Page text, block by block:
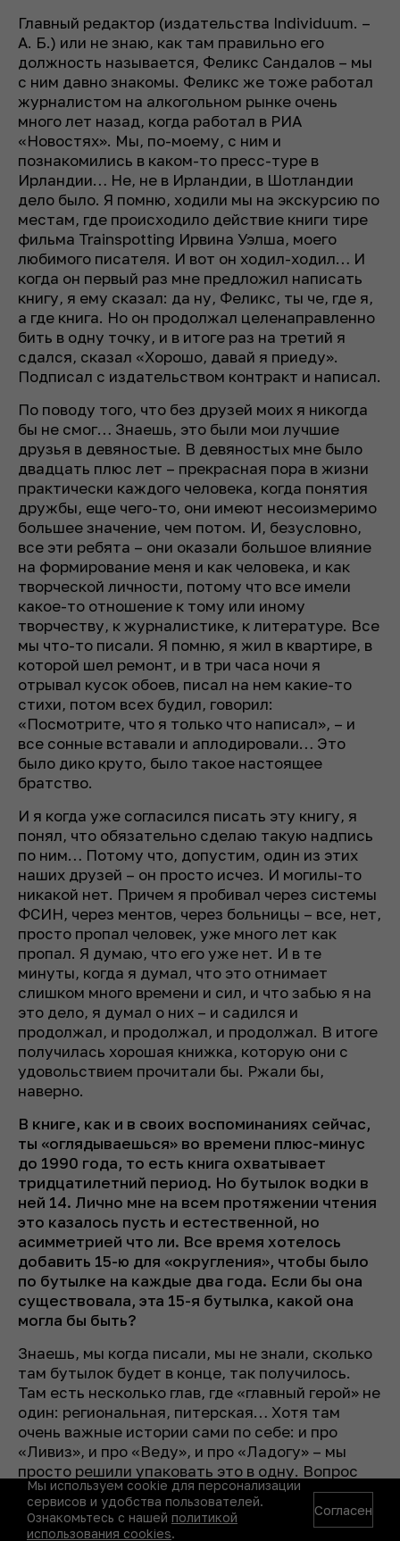
Главный редактор (издательства Individuum. –
А. Б.) или не знаю, как там правильно его
должность называется, Феликс Сандалов – мы
с ним давно знакомы. Феликс же тоже работал
журналистом на алкогольном рынке очень
много лет назад, когда работал в РИА
«Новостях». Мы, по-моему, с ним и
познакомились в каком-то пресс-туре в
Ирландии… Не, не в Ирландии, в Шотландии
дело было. Я помню, ходили мы на экскурсию по
местам, где происходило действие книги тире
фильма Trainspotting Ирвина Уэлша, моего
любимого писателя. И вот он ходил-ходил… И
когда он первый раз мне предложил написать
книгу, я ему сказал: да ну, Феликс, ты че, где я,
а где книга. Но он продолжал целенаправленно
бить в одну точку, и в итоге раз на третий я
сдался, сказал «Хорошо, давай я приеду».
Подписал с издательством контракт и написал.
По поводу того, что без друзей моих я никогда
бы не смог… Знаешь, это были мои лучшие
друзья в девяностые. В девяностых мне было
двадцать плюс лет – прекрасная пора в жизни
практически каждого человека, когда понятия
дружбы, еще чего-то, они имеют несоизмеримо
большее значение, чем потом. И, безусловно,
все эти ребята – они оказали большое влияние
на формирование меня и как человека, и как
творческой личности, потому что все имели
какое-то отношение к тому или иному
творчеству, к журналистике, к литературе. Все
мы что-то писали. Я помню, я жил в квартире, в
которой шел ремонт, и в три часа ночи я
отрывал кусок обоев, писал на нем какие-то
стихи, потом всех будил, говорил:
«Посмотрите, что я только что написал», – и
все сонные вставали и аплодировали… Это
было дико круто, было такое настоящее
братство.
И я когда уже согласился писать эту книгу, я
понял, что обязательно сделаю такую надпись
по ним… Потому что, допустим, один из этих
наших друзей – он просто исчез. И могилы-то
никакой нет. Причем я пробивал через системы
ФСИН, через ментов, через больницы – все, нет,
просто пропал человек, уже много лет как
пропал. Я думаю, что его уже нет. И в те
минуты, когда я думал, что это отнимает
слишком много времени и сил, и что забью я на
это дело, я думал о них – и садился и
продолжал, и продолжал, и продолжал. В итоге
получилась хорошая книжка, которую они с
удовольствием прочитали бы. Ржали бы,
наверно.
В книге, как и в своих воспоминаниях сейчас,
ты «оглядываешься» во времени плюс-минус
до 1990 года, то есть книга охватывает
тридцатилетний период. Но бутылок водки в
ней 14. Лично мне на всем протяжении чтения
это казалось пусть и естественной, но
асимметрией что ли. Все время хотелось
добавить 15-ю для «округления», чтобы было
по бутылке на каждые два года. Если бы она
существовала, эта 15-я бутылка, какой она
могла бы быть?
Знаешь, мы когда писали, мы не знали, сколько
там бутылок будет в конце, так получилось.
Там есть несколько глав, где «главный герой» не
один: региональная, питерская… Хотя там
очень важные истории сами по себе: и про
«Ливиз», и про «Веду», и про «Ладогу» – мы
просто решили упаковать это в одну. Вопрос
упаковки, не более того. Мы рассуждали: «А
как? Может, посчитать?» А потом я сказал, что
в Осетии вообще было какое-то безумное
Мы используем cookie для персонализации
сервисов и удобства пользователей.
Ознакомьтесь с нашей политикой
использования cookies.
Согласен